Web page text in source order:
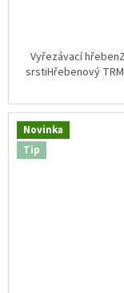
Vyřezávací
srstiHřebenový
Novinka
Tip